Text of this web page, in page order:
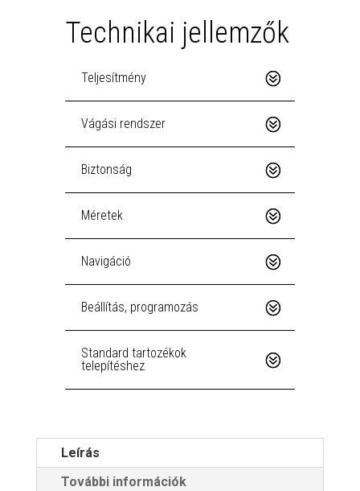
Technikai jellemzők
Teljesítmény
Vágási rendszer
Biztonság
Méretek
Navigáció
Beállítás, programozás
Standard tartozékok
telepítéshez
Leírás
További információk